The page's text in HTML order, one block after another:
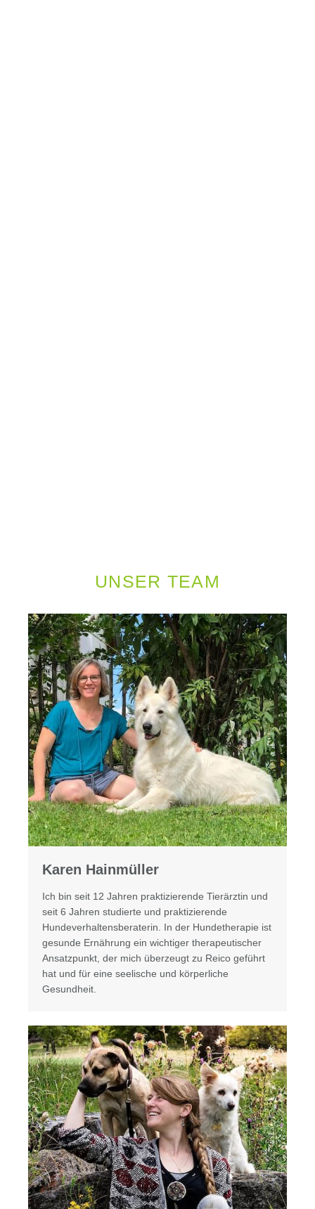
UNSER TEAM
Karen Hainmüller​
Ich bin seit 12 Jahren praktizierende Tierärztin und
seit 6 Jahren studierte und praktizierende
Hundeverhaltensberaterin. In der Hundetherapie ist
gesunde Ernährung ein wichtiger therapeutischer
Ansatzpunkt, der mich überzeugt zu Reico geführt
hat und für eine seelische und körperliche
Gesundheit.